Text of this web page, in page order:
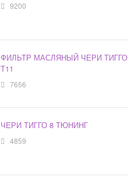
9200
ФИЛЬТР МАСЛЯНЫЙ ЧЕРИ ТИГГО
Т11
7656
ЧЕРИ ТИГГО 8 ТЮНИНГ
4859